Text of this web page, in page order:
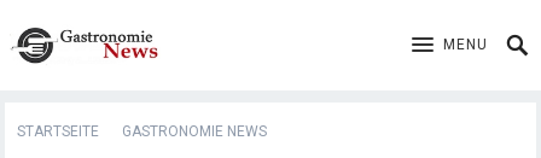
MENU
STARTSEITE GASTRONOMIE NEWS